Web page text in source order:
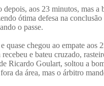
aos 23 minutos, mas a
ótima defesa na
o passe.
quase chegou ao empate aos
recebeu e bateu cruzado,
Ricardo Goulart, soltou a
da área, mas o árbitro